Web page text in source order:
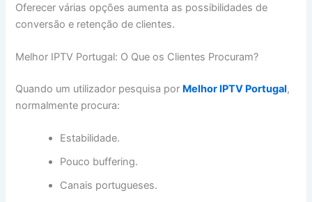
Oferecer várias opções aumenta as possibilidades de
conversão e retenção de clientes.
Melhor IPTV Portugal: O Que os Clientes Procuram?
Quando um utilizador pesquisa por Melhor IPTV Portugal,
normalmente procura:
Estabilidade.
Pouco buffering.
Canais portugueses.